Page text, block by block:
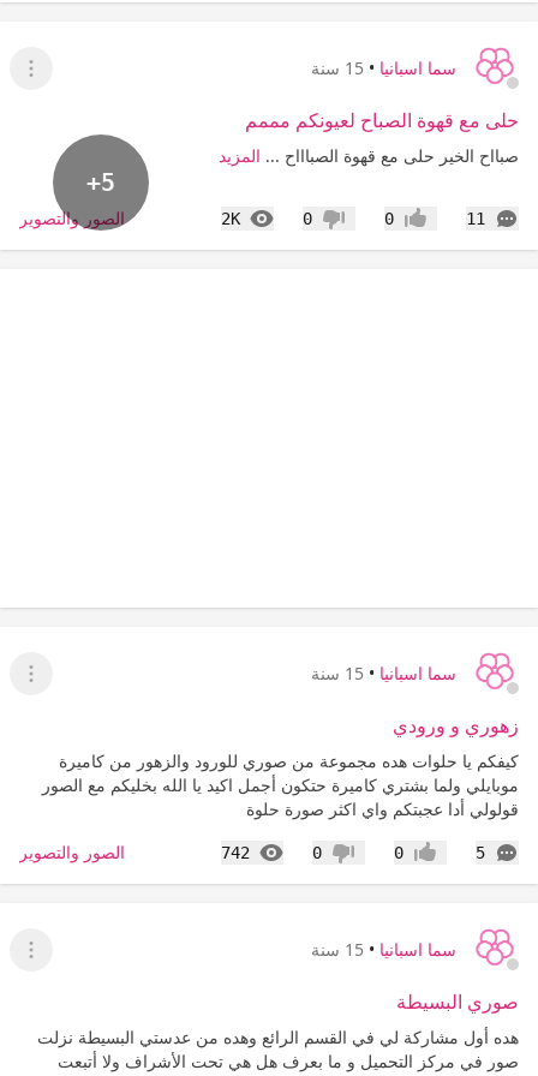
سما اسبانيا • 15 سنة
عرض
حلى مع قهوة الصباح لعيونكم مممم
صبااح الخير حلى مع قهوة الصباااح ... المزيد
+5
11
التعليقات إعجاب0 عدم إعجاب
0
2K
المشاهدات الصور والتصوير
سما اسبانيا • 15 سنة
عرض
زهوري و ورودي
كيفكم يا حلوات هده مجموعة من صوري للورود والزهور من كاميرة
موبايلي ولما بشتري كاميرة حتكون أجمل اكيد يا الله بخليكم مع الصور
قولولي أدا عجبتكم واي اكثر صورة حلوة
5
التعليقات إعجاب0 عدم إعجاب
0
742
المشاهدات الصور والتصوير
سما اسبانيا • 15 سنة
عرض
صوري البسيطة
هده أول مشاركة لي في القسم الرائع وهده من عدستي البسيطة نزلت
صور في مركز التحميل و ما بعرف هل هي تحت الأشراف ولا أتبعت